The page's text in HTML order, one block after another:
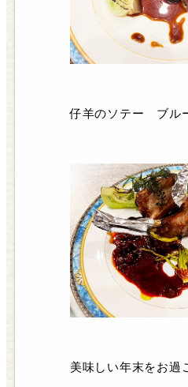
仔羊のソテー ブル
美味しい年末をお過